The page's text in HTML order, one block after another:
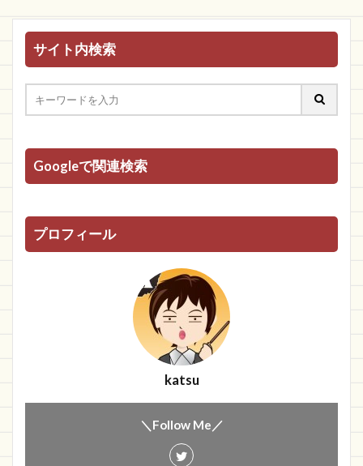
サイト内検索
Googleで関連検索
プロフィール
katsu
＼Follow Me／